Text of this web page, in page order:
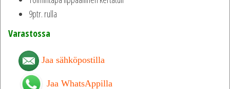
9ptr. rulla
Varastossa
Jaa sähköpostilla
Jaa WhatsAppilla